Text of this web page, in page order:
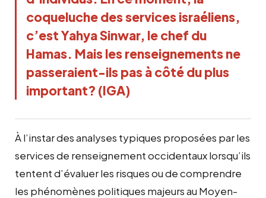
coqueluche des services israéliens,
c’est Yahya Sinwar, le chef du
Hamas. Mais les renseignements ne
passeraient-ils pas à côté du plus
important? (IGA)
À l’instar des analyses typiques proposées par les
services de renseignement occidentaux lorsqu’ils
tentent d’évaluer les risques ou de comprendre
les phénomènes politiques majeurs au Moyen-